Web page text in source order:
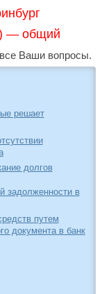
— общий
Ваши вопросы.
решает
долгов
задолженности в
путем
документа в банк